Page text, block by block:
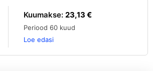
Kuumakse: 23,13 €
Periood 60 kuud
Loe edasi